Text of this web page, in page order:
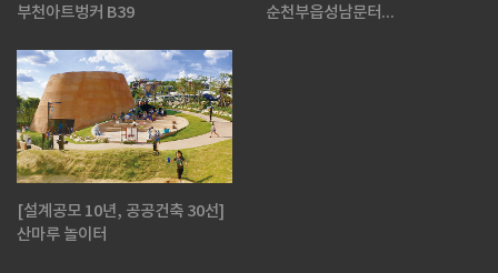
부천아트벙커 B39
순천부읍성남문터...
[설계공모 10년, 공공건축 30선]
산마루 놀이터